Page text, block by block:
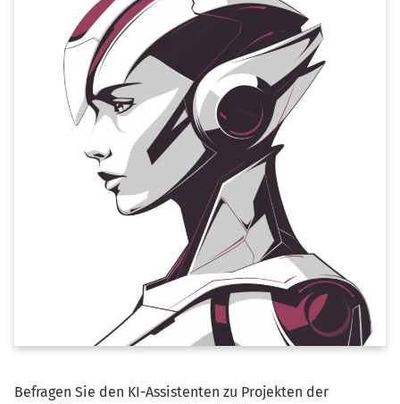
Befragen Sie den KI-Assistenten zu Projekten der